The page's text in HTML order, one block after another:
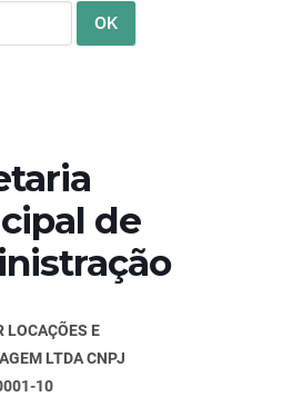
de
LOCAÇÕES E
LTDA CNPJ
10